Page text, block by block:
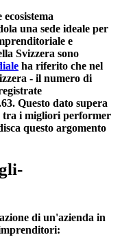
una sede ideale per
e
Svizzera sono
ha riferito che nel
- il numero di
. Questo dato supera
tra i migliori performer
questo argomento
di un'azienda in